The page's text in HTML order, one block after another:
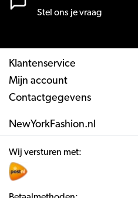
Stel ons je vraag
Klantenservice
Mijn account
Contactgegevens
NewYorkFashion.nl
Wij versturen met: